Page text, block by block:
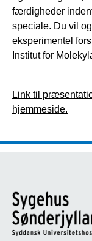
færdigheder
speciale. Du vil
eksperimentel
Institut for
Link til
hjemmeside.